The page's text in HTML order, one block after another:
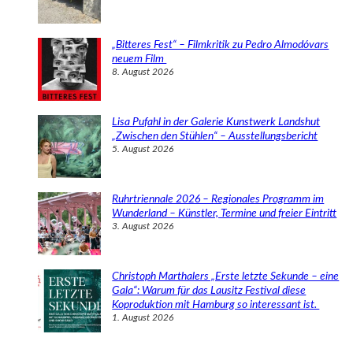
„Bitteres Fest“ – Filmkritik zu Pedro Almodóvars
neuem Film
8. August 2026
Lisa Pufahl in der Galerie Kunstwerk Landshut
„Zwischen den Stühlen“ – Ausstellungsbericht
5. August 2026
Ruhrtriennale 2026 – Regionales Programm im
Wunderland – Künstler, Termine und freier Eintritt
3. August 2026
Christoph Marthalers „Erste letzte Sekunde – eine
Gala“: Warum für das Lausitz Festival diese
Koproduktion mit Hamburg so interessant ist.
1. August 2026